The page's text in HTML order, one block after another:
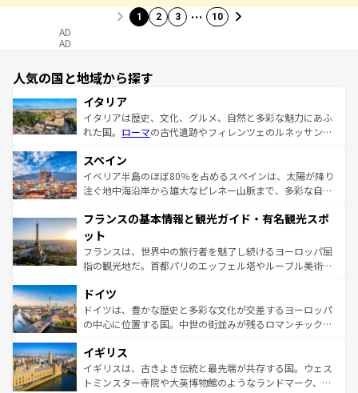
1 2 3 … 10
AD
AD
人気の国と地域から探す
イタリア
イタリアは歴史、文化、グルメ、自然と多彩な魅力にあふ
れた国。 ローマの古代遺跡やフィレンツェのルネッサンス
ろん、トスカーナの美しい田園風景やアマルフィ海岸の絶
景など、自然景観も見逃せない。観光の合間には、本場の
ピザやパスタなど、絶品のイタリア料理を堪能することも
ませてくれるイタリアで、忘れられない旅をしてみよう！
なお、新着のイタリア情報は
しい。
スペイン
イベリア半島のほぼ80％を占めるスペインは、太陽が降り
注ぐ地中海沿岸から雄大なピレネー山脈まで、多彩な自然
文化が根付くこの国では、情熱的なフラメンコ、熱気あふ
れる闘牛、そして美味しいタパスが生活の一部となってい
る。首都マドリードの洗練された雰囲気や、バルセロナの
アートに溢れた街角から、地方では古代ローマ遺跡や中世
せる。地方によって風土や気候が異なるスペインはその個
性で訪れる人を魅了する。 なお、新着のスペイン情報は コ
ンテンツ一覧を参照してほしい。
フランスの基本情報と観光ガイド・有名観光スポ
ット
フランスは、世界中の旅行者を魅了し続けるヨーロッパ屈
指の観光地だ。首都パリのエッフェル塔やルーブル美術館
で、幅広い魅力が詰まっている。華麗な宮殿、歴史的な大
聖堂、美しいビーチ、そして豊かな自然が、訪れる者を心
から魅了する。また、フランスは美食の国としても知ら
いる。シャンパンの発祥地であるランス、プロヴァンスの
香り高いラベンダー畑など、多彩な楽しみ方が可能だ。さ
らに、パリ以外の地域にも魅力が溢れており、どの街角に
ドイツ
ドイツは、豊かな歴史と多彩な文化が交差するヨーロッパ
の中心に位置する国。中世の街並みが残るロマンチック街
顔を持つこの国は、どこを歩いても飽きることがない。ベ
ルリンの文化的活気、バイエルン州のアルプスの絶景、そ
してライン川沿いのワイン畑といった風景は必見。ビール
イギリス
イギリスは、古きよき伝統と最先端が共存する国。ウェス
トミンスター寺院や大英博物館のようなランドマーク、歴